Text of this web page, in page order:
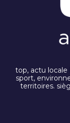
top, actu locale
sport,
territoires.